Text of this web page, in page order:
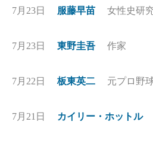
7月23日 服藤早苗 女性史研
7月23日 東野圭吾 作家
7月22日 板東英二 元プロ野
7月21日 カイリー・ホットル